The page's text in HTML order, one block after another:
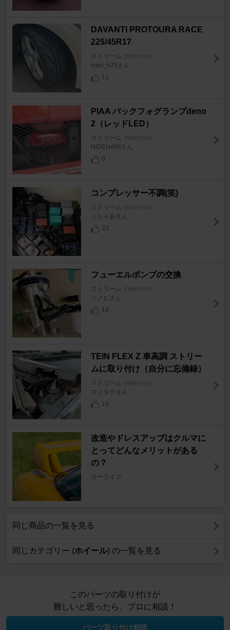
DAVANTI PROTOURA RACE
225/45R17
ストリーム [RN6/7/8/9]
hani_575さん
11
PIAA バックフォグランプdeno
2（レッドLED）
ストリーム [RN6/7/8/9]
HIDENARIさん
0
コンプレッサー不調(笑)
ストリーム [RN6/7/8/9]
っちゃあさん
23
フューエルポンプの交換
ストリーム [RN6/7/8/9]
ソノピさん
14
TEIN FLEX Z 車高調 ストリー
ムに取り付け（自分に忘備録）
ストリーム [RN6/7/8/9]
マノタクさん
10
改造やドレスアップはクルマに
とってどんなメリットがある
の？
カーライフ
同じ商品の一覧を見る
同じカテゴリー (ホイール) の一覧を見る
このパーツの取り付けが
難しいと思ったら、プロに相談！
パーツ取り付け相談